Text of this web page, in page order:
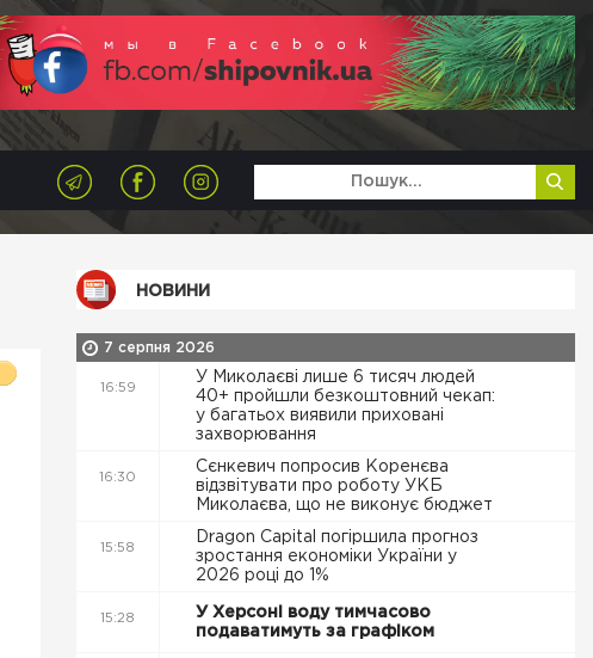
НОВИНИ
7 серпня 2026
16:59
У Миколаєві лише 6 тисяч людей
40+ пройшли безкоштовний чекап:
у багатьох виявили приховані
захворювання
16:30
Сєнкевич попросив Коренєва
відзвітувати про роботу УКБ
Миколаєва, що не виконує бюджет
15:58
Dragon Capital погіршила прогноз
зростання економіки України у
2026 році до 1%
15:28
У Херсоні воду тимчасово
подаватимуть за графіком